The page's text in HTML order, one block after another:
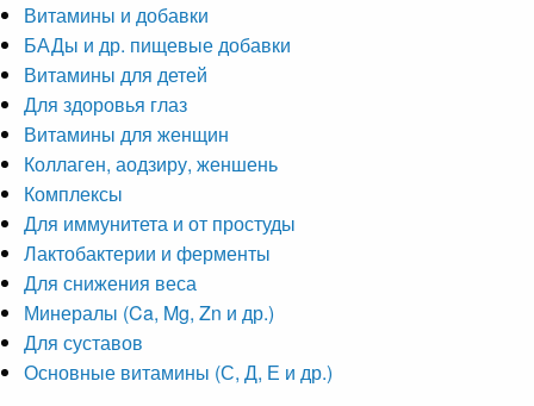
Витамины и добавки
БАДы и др. пищевые добавки
Витамины для детей
Для здоровья глаз
Витамины для женщин
Коллаген, аодзиру, женшень
Комплексы
Для иммунитета и от простуды
Лактобактерии и ферменты
Для снижения веса
Минералы (Ca, Mg, Zn и др.)
Для суставов
Основные витамины (С, Д, Е и др.)